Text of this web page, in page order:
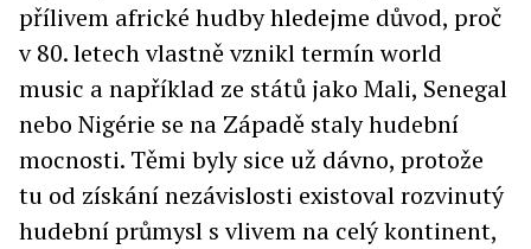
přílivem africké hudby hledejme důvod, proč
v 80. letech vlastně vznikl termín world
music a například ze států jako Mali, Senegal
nebo Nigérie se na Západě staly hudební
mocnosti. Těmi byly sice už dávno, protože
tu od získání nezávislosti existoval rozvinutý
hudební průmysl s vlivem na celý kontinent,